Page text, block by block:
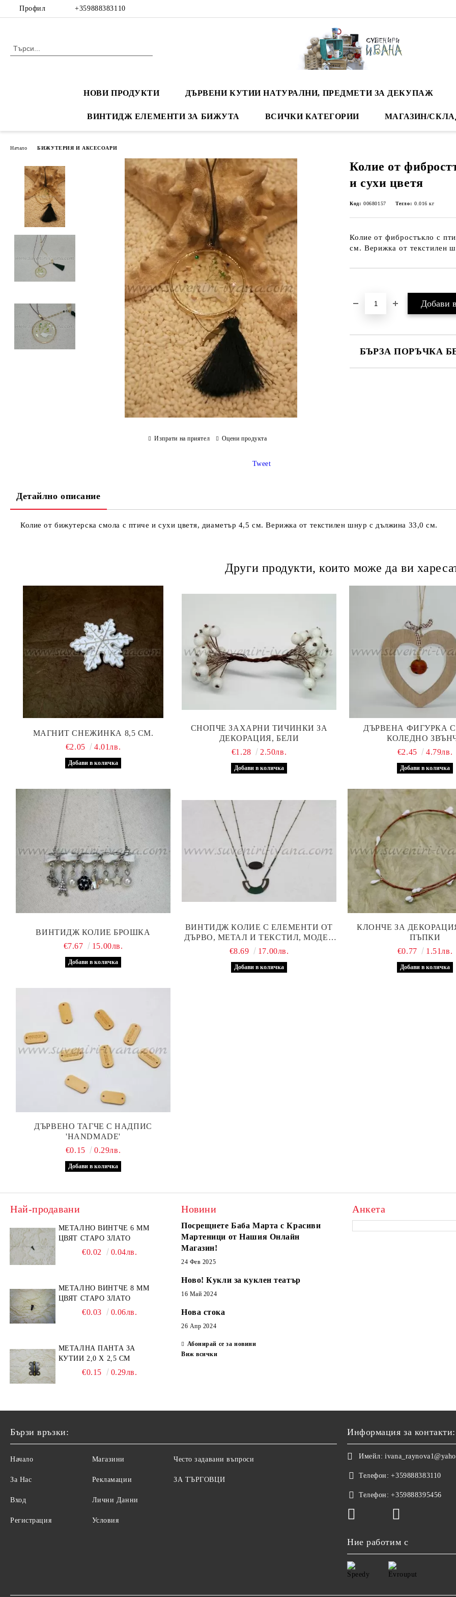
Профил +359888383110
НОВИ ПРОДУКТИ ДЪРВЕНИ КУТИИ НАТУРАЛНИ, ПРЕДМЕТИ ЗА ДЕКУПАЖ
ВИНТИДЖ ЕЛЕМЕНТИ ЗА БИЖУТА ВСИЧКИ КАТЕГОРИИ МАГАЗИН/
Начало БИЖУТЕРИЯ И АКСЕСОАРИ
Колие от
и сухи цветя
Код: 00680157 Тегло: 0.016 кг
Колие от фибростъкло с
см. Верижка от текстилен
БЪРЗА ПОРЪЧКА
Изпрати на приятел
Оцени продукта
Tweet
Детайлно описание
Колие от бижутерска смола с птиче и сухи цветя, диаметър 4,5 см. Верижка от текстилен шнур с дължина 33,0 см.
Други продукти, които може да ви
МАГНИТ СНЕЖИНКА 8,5 СМ.
€2.05
4.01лв.
СНОПЧЕ ЗАХАРНИ ТИЧИНКИ ЗА
ДЕКОРАЦИЯ, БЕЛИ
€1.28
2.50лв.
ДЪРВЕНА ФИГУРКА
КОЛЕДНО
€2.45
4.79лв.
ВИНТИДЖ КОЛИЕ БРОШКА
€7.67
15.00лв.
ВИНТИДЖ КОЛИЕ С ЕЛЕМЕНТИ ОТ
ДЪРВО, МЕТАЛ И ТЕКСТИЛ, МОДЕЛ
ТРИ
€8.69 17.00лв.
КЛОНЧЕ ЗА
ПЪПКИ
€0.77
1.51лв.
ДЪРВЕНО ТАГЧЕ С НАДПИС
'HANDMADE'
€0.15
0.29лв.
Най-продавани
МЕТАЛНО ВИНТЧЕ 6 ММ
ЦВЯТ СТАРО ЗЛАТО
€0.02 0.04лв.
МЕТАЛНО ВИНТЧЕ 8 ММ
ЦВЯТ СТАРО ЗЛАТО
€0.03 0.06лв.
МЕТАЛНА ПАНТА ЗА
КУТИИ 2,0 Х 2,5 СМ
€0.15 0.29лв.
Новини
Посрещнете Баба Марта с Красиви
Мартеници от Нашия Онлайн
Магазин!
24 Фев 2025
Ново! Кукли за куклен театър
16 Май 2024
Нова стока
26 Апр 2024
Абонирай се за новини
Виж всички
Анкета
Бързи връзки:
Начало
За Нас
Вход
Регистрация
Магазини
Рекламации
Лични Данни
Условия
Често задавани въпроси
ЗА ТЪРГОВЦИ
Информация за контакти:
Имейл:
Телефон: +359888383110
Телефон: +359888395456
Ние работим с